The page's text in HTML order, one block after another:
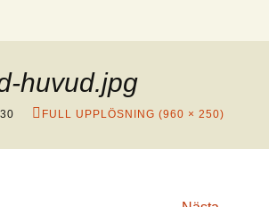
| Klotter
huvud.jpg
FULL UPPLÖSNING (960 × 250)